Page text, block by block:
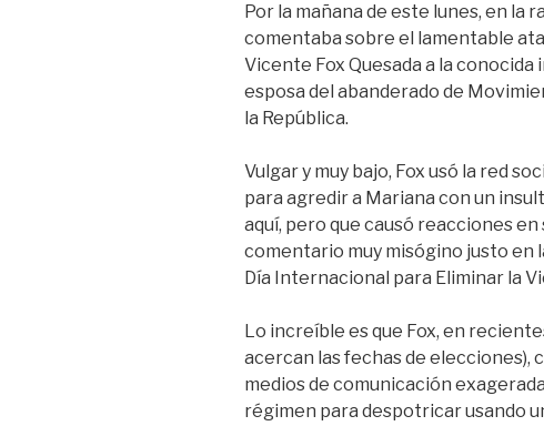
Por la mañana de este lunes, en la
comentaba sobre el lamentable
Vicente Fox Quesada a la
esposa del abanderado de
la República.
Vulgar y muy bajo, Fox usó la red
para agredir a Mariana con un
aquí, pero que causó reacciones
comentario muy misógino justo en
Día Internacional para Eliminar la
Lo increíble es que Fox, en
acercan las fechas de elecciones),
medios de comunicación
régimen para despotricar usando